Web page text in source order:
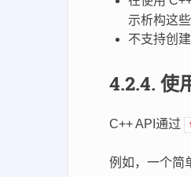
示析构这些
不支持创
4.2.4. 使
C++ API通过
例如，一个简